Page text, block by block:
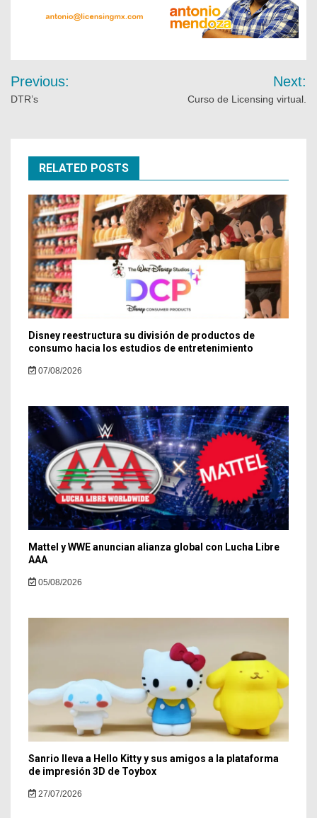
Previous:
DTR’s
Next:
Curso de Licensing virtual.
RELATED POSTS
Disney reestructura su división de productos de
consumo hacia los estudios de entretenimiento
07/08/2026
Mattel y WWE anuncian alianza global con Lucha Libre
AAA
05/08/2026
Sanrio lleva a Hello Kitty y sus amigos a la plataforma
de impresión 3D de Toybox
27/07/2026